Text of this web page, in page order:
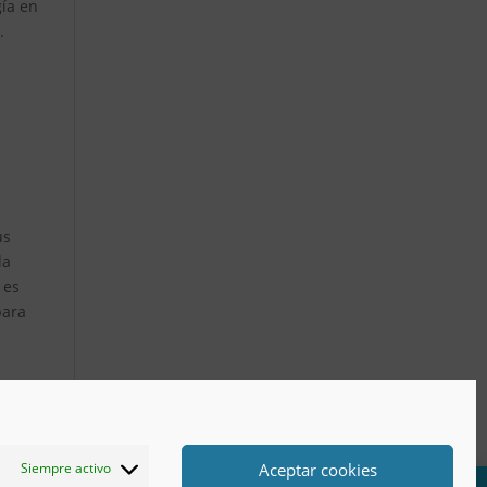
Siempre activo Aceptar cookies
en